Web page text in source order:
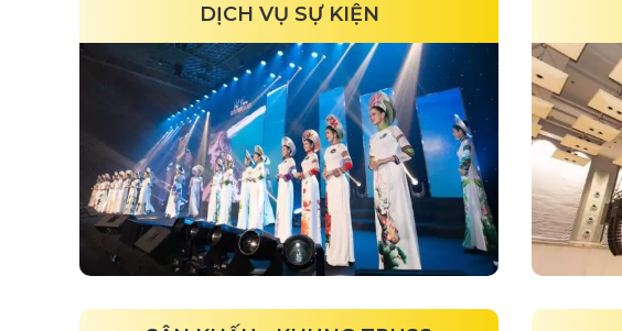
DỊCH VỤ SỰ KIỆN